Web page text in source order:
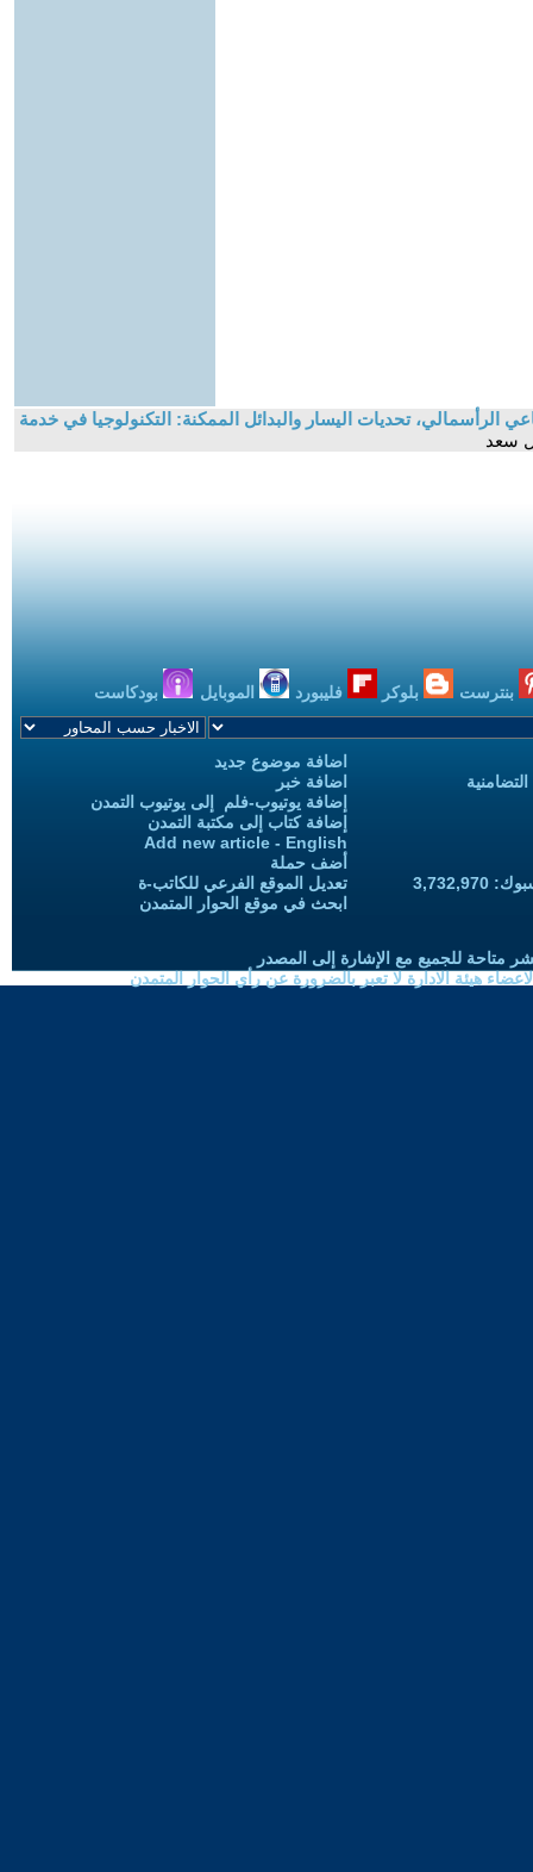
الرأسمالي، تحديات اليسار والبدائل الممكنة: التكنولوجيا في خدمة
سعد
بنترست بلوكر فليبورد الموبايل بودكاست
اضافة موضوع جديد
اضافة خبر
إضافة يوتيوب-فلم إلى يوتيوب التمدن
إضافة كتاب إلى مكتبة التمدن
Add new article - English
أضف حملة
تعديل الموقع الفرعي للكاتب-ة
ابحث في موقع الحوار المتمدن
متاحة للجميع مع الإشارة إلى المصدر
هيئة الادارة لا تعبر بالضرورة عن رأي الحوار المتمدن